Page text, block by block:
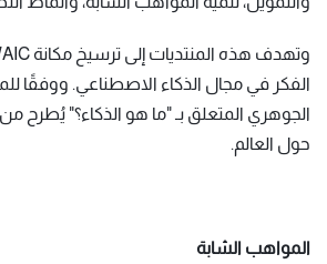
الفكر في مجال الذكاء الاصطناعي. ووفقًا
الجوهري المتعلق بـ "ما هو الذكاء؟" يُطرح
حول العالم.
المواهب الشابة